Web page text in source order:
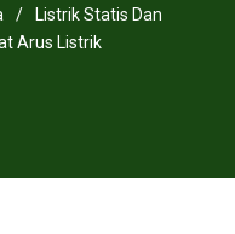
/
Listrik Statis Dan
Arus Listrik